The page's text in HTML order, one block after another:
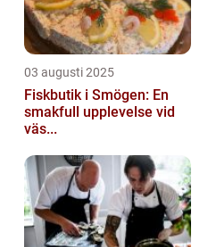
03 augusti 2025
Fiskbutik i Smögen: En
smakfull upplevelse vid
väs...